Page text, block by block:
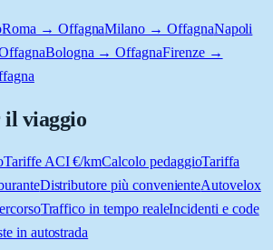
Roma → OffagnaMilano → OffagnaNapoli
Bologna → OffagnaFirenze →
viaggio
Tariffe ACI €/kmCalcolo pedaggioTariffa
Distributore più convenienteAutovelox
Traffico in tempo realeIncidenti e code
in autostrada